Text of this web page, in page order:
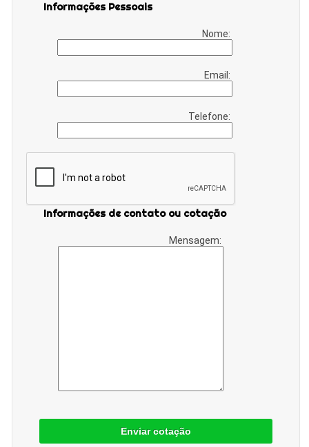
Informações Pessoais
Nome:
Email:
Telefone:
Informações de contato ou cotação
Mensagem:
Enviar cotação